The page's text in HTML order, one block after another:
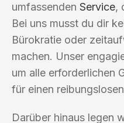
umfassenden Service,
Bei uns musst du dir
Bürokratie oder
machen. Unser
um alle erforderlichen
für einen
Darüber hinaus legen